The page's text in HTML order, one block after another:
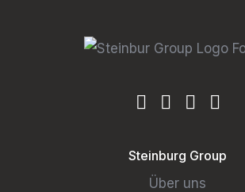
Steinburg Group
Über uns